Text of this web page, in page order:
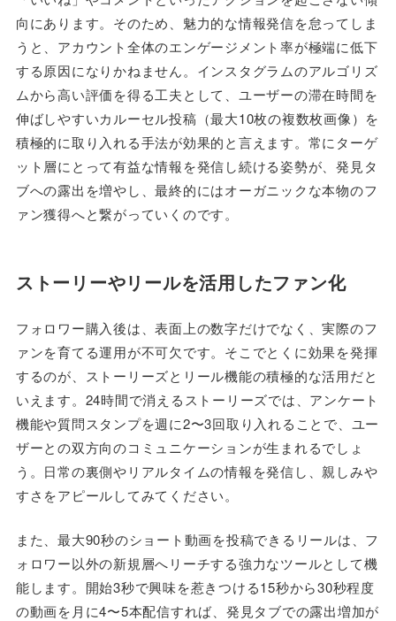
向にあります。そのため、魅力的な情報発信を怠ってしま
うと、アカウント全体のエンゲージメント率が極端に低下
する原因になりかねません。インスタグラムのアルゴリズ
ムから高い評価を得る工夫として、ユーザーの滞在時間を
伸ばしやすいカルーセル投稿（最大10枚の複数枚画像）を
積極的に取り入れる手法が効果的と言えます。常にターゲ
ット層にとって有益な情報を発信し続ける姿勢が、発見タ
ブへの露出を増やし、最終的にはオーガニックな本物のフ
ァン獲得へと繋がっていくのです。
ストーリーやリールを活用したファン化
フォロワー購入後は、表面上の数字だけでなく、実際のフ
ァンを育てる運用が不可欠です。そこでとくに効果を発揮
するのが、ストーリーズとリール機能の積極的な活用だと
いえます。24時間で消えるストーリーズでは、アンケート
機能や質問スタンプを週に2〜3回取り入れることで、ユー
ザーとの双方向のコミュニケーションが生まれるでしょ
う。日常の裏側やリアルタイムの情報を発信し、親しみや
すさをアピールしてみてください。
また、最大90秒のショート動画を投稿できるリールは、フ
ォロワー以外の新規層へリーチする強力なツールとして機
能します。開始3秒で興味を惹きつける15秒から30秒程度
の動画を月に4〜5本配信すれば、発見タブでの露出増加が